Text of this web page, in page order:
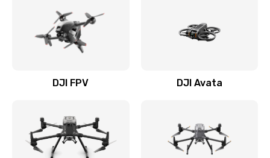
DJI FPV DJI Avata